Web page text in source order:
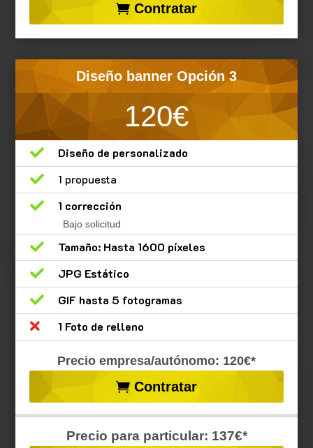
Contratar
Diseño banner Opción 3
120€

Diseño de personalizado

1 propuesta

1 corrección
Bajo solicitud

Tamaño: Hasta 1600 píxeles

JPG Estático

GIF hasta 5 fotogramas

1 Foto de relleno
Precio empresa/autónomo: 120€*
Contratar
Precio para particular: 137€*